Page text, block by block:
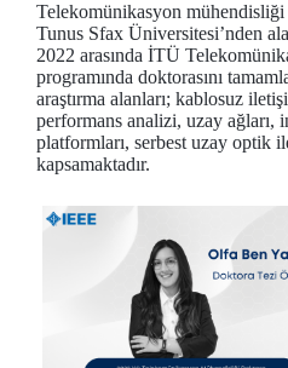
Telekomünikasyon mühendisliği
Tunus Sfax Üniversitesi’nden
2022 arasında İTÜ
programında doktorasını
araştırma alanları; kablosuz
performans analizi, uzay ağları,
platformları, serbest uzay optik
kapsamaktadır.